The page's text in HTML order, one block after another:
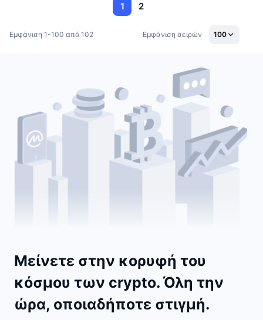
1 2
Εμφάνιση 1-100 από 102 Εμφάνιση σειρών 100
Μείνετε στην κορυφή του
κόσμου των crypto. Όλη την
ώρα, οποιαδήποτε στιγμή.